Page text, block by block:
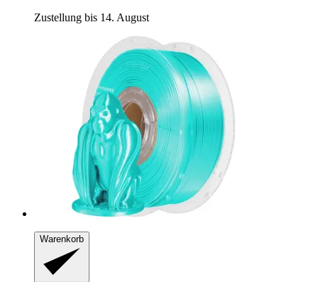
Zustellung bis 14. August
Warenkorb